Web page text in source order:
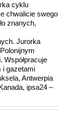
cyklu
chwalicie swego
znanych,
Jurorka
Współpracuje
i gazetami
Antwerpia
ipsa24 –